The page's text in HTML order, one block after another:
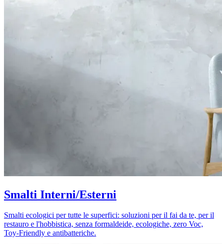
Smalti Interni/Esterni
Smalti ecologici per tutte le superfici: soluzioni per il fai da te, per il
restauro e l'hobbistica, senza formaldeide, ecologiche, zero Voc,
Toy-Friendly e antibatteriche.